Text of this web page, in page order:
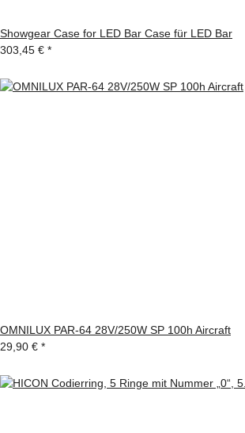
Showgear Case for LED Bar Case für LED Bar
303,45 € *
OMNILUX PAR-64 28V/250W SP 100h Aircraft
29,90 € *